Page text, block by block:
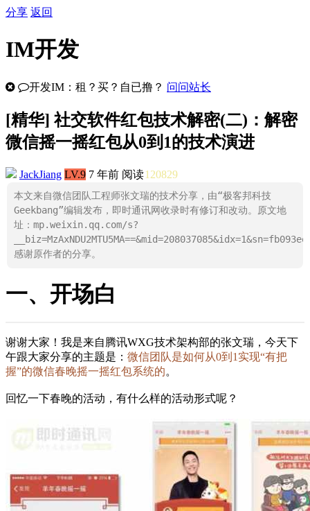
分享 返回
IM开发
开发IM：租？买？自已撸？ 问问站长
[精华] 社交软件红包技术解密(二)：解密
微信摇一摇红包从0到1的技术演进
JackJiang LV.9 7 年前 阅读120829
本文来自微信团队工程师张文瑞的技术分享，由“极客邦科技
Geekbang”编辑发布，即时通讯网收录时有修订和改动。原文地
址：mp.weixin.qq.com/s?
感谢原作者的分享。
一、开场白
谢谢大家！我是来自腾讯WXG技术架构部的张文瑞，今天下
午跟大家分享的主题是： 微信团队是如何从0到1实现“有把
握”的微信春晚摇一摇红包系统的。
回忆一下春晚的活动，有什么样的活动形式呢？